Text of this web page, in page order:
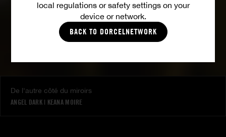
local regulations or safety settings on your
device or network.
BACK TO DORCELNETWORK
De l'autre côté du miroirs
ANGEL DARK| KEANA MOIRE